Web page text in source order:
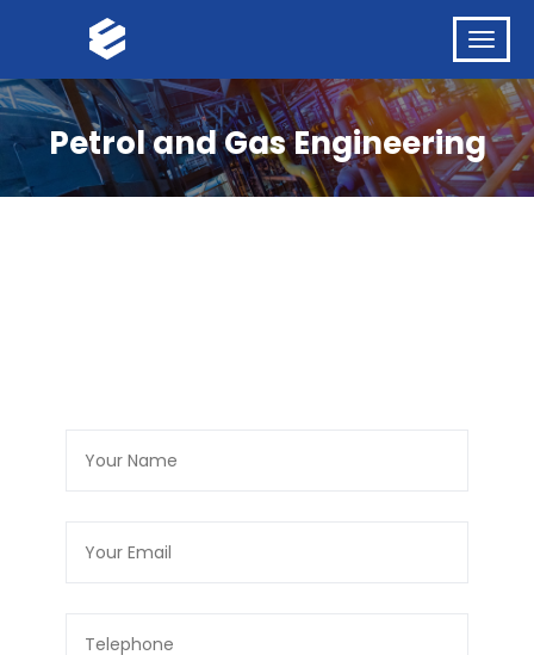
Petrol and Gas Engineering